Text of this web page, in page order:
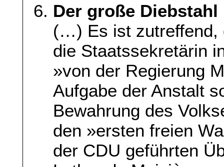
Der große Diebstahl
(…) Es ist zutreffend,
die Staatssekretärin
»von der Regierung
Aufgabe der Anstalt
Bewahrung des
den »ersten freien
der CDU geführten